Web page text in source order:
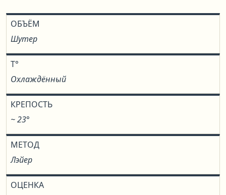
ОБЪЁМ
Шутер
T°
Охлаждённый
КРЕПОСТЬ
~ 23°
МЕТОД
Лэйер
ОЦЕНКА